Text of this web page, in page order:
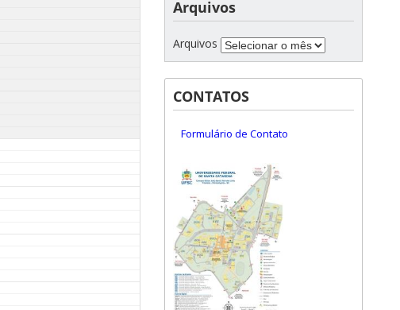
Arquivos
Arquivos
CONTATOS
Formulário de Contato